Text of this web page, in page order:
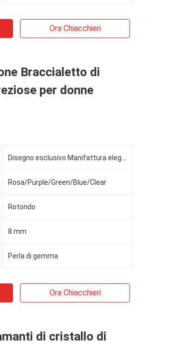
Ora Chiacchieri
Braccialetto di
per donne
Rosa/Purple/Green/Blue/Clear
Rotondo
8 mm
Perla di gemma
Ora Chiacchieri
di cristallo di